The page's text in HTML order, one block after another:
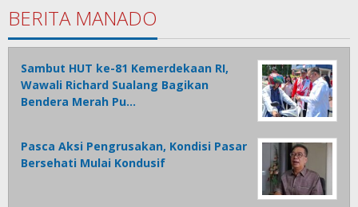
BERITA MANADO
Sambut HUT ke-81 Kemerdekaan RI,
Wawali Richard Sualang Bagikan
Bendera Merah Pu…
Pasca Aksi Pengrusakan, Kondisi Pasar
Bersehati Mulai Kondusif